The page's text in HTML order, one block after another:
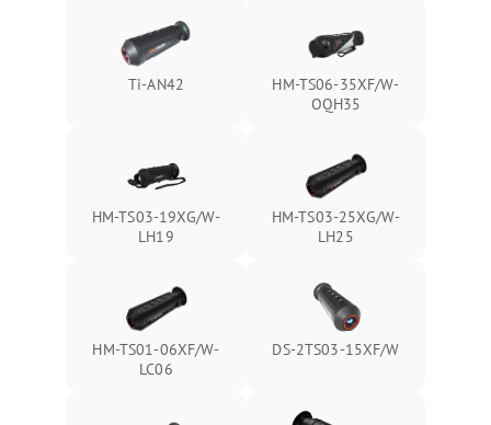
Ti-AN42
HM-TS06-35XF/W-
OQH35
HM-TS03-19XG/W-
LH19
HM-TS03-25XG/W-
LH25
HM-TS01-06XF/W-
LC06
DS-2TS03-15XF/W